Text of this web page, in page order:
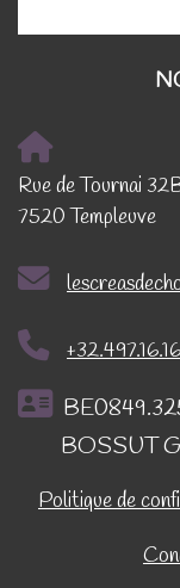
Rue de Tournai
7520 Templeuve
BOSSUT
Politique de